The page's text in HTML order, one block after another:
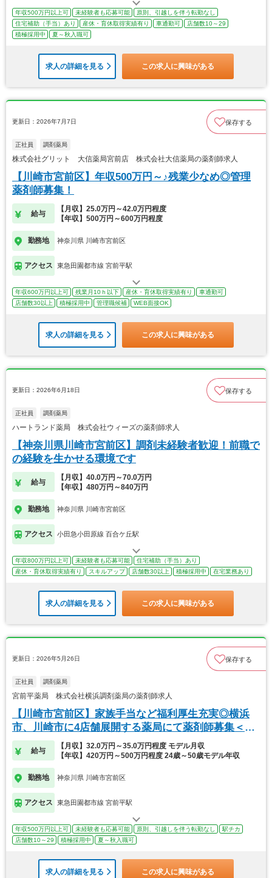
年収500万円以上可 未経験者も応募可能
原則、引越しを伴う転勤なし
住宅補助（手当）あり
産休・育休取得実績有り 車通勤可
店舗数10～29
積極採用中
夏～秋入職可
求人の詳細を見る この求人に興味がある
更新日：2026年7月7日 保存する
正社員 調剤薬局
株式会社グリット 大信薬局宮前店 株式会社大信薬局の薬剤師求人
【川崎市宮前区】年収500万円～♪残業少なめ◎管理
薬剤師募集！
給与
【月収】25.0万円～42.0万円程度
【年収】500万円～600万円程度
勤務地 神奈川県 川崎市宮前区
アクセス 東急田園都市線 宮前平駅
年収600万円以上可 残業月10ｈ以下 産休・育休取得実績有り
車通勤可
店舗数30以上
積極採用中 管理職候補 WEB面接OK
求人の詳細を見る この求人に興味がある
更新日：2026年6月18日 保存する
正社員 調剤薬局
ハートランド薬局 株式会社ウィーズの薬剤師求人
【神奈川県川崎市宮前区】調剤未経験者歓迎！前職で
の経験を生かせる環境です
給与
【月収】40.0万円～70.0万円
【年収】480万円～840万円
勤務地 神奈川県 川崎市宮前区
アクセス 小田急小田原線 百合ケ丘駅
年収800万円以上可 未経験者も応募可能
住宅補助（手当）あり
産休・育休取得実績有り
スキルアップ 店舗数30以上 積極採用中 在宅業務あり
求人の詳細を見る この求人に興味がある
更新日：2026年5月26日 保存する
正社員 調剤薬局
宮前平薬局 株式会社横浜調剤薬局の薬剤師求人
【川崎市宮前区】家族手当など福利厚生充実◎横浜
市、川崎市に4店舗展開する薬局にて薬剤師募集＜正
社員＞
給与
【月収】32.0万円～35.0万円程度 モデル月収
【年収】420万円～500万円程度 24歳～50歳モデル年収
勤務地 神奈川県 川崎市宮前区
アクセス 東急田園都市線 宮前平駅
年収500万円以上可 未経験者も応募可能 原則、引越しを伴う転勤なし
駅チカ
店舗数10～29
積極採用中 夏～秋入職可
求人の詳細を見る この求人に興味がある